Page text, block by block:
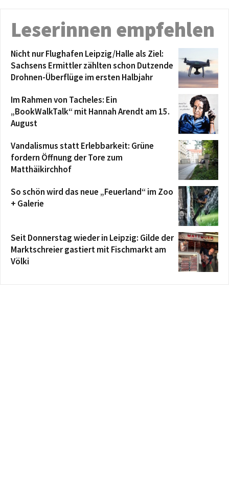
Leserinnen empfehlen
Nicht nur Flughafen Leipzig/Halle als Ziel:
Sachsens Ermittler zählten schon Dutzende
Drohnen-Überflüge im ersten Halbjahr
Im Rahmen von Tacheles: Ein
„BookWalkTalk“ mit Hannah Arendt am 15.
August
Vandalismus statt Erlebbarkeit: Grüne
fordern Öffnung der Tore zum
Matthäikirchhof
So schön wird das neue „Feuerland“ im Zoo
+ Galerie
Seit Donnerstag wieder in Leipzig: Gilde der
Marktschreier gastiert mit Fischmarkt am
Völki